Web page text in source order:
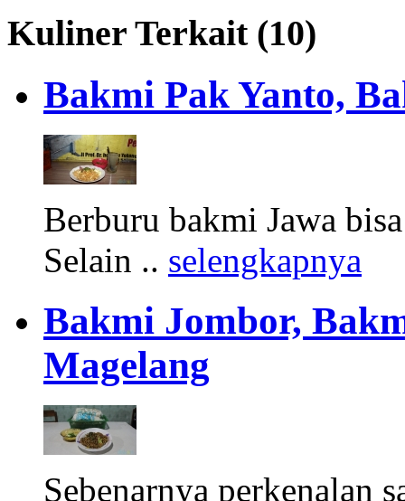
Kuliner Terkait (10)
Bakmi Pak Yanto,
Berburu bakmi Jawa
Selain .. selengkapnya
Bakmi Jombor,
Magelang
Sebenarnya perkenalan